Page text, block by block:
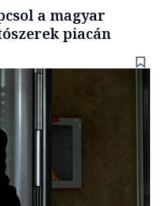
a magyar
piacán